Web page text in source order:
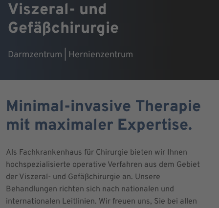
Viszeral- und
Gefäßchirurgie
Darmzentrum | Hernienzentrum
Minimal-invasive Therapie
mit maximaler Expertise.
Als Fachkrankenhaus für Chirurgie bieten wir Ihnen
hochspezialisierte operative Verfahren aus dem Gebiet
der Viszeral- und Gefäßchirurgie an. Unsere
Behandlungen richten sich nach nationalen und
internationalen Leitlinien. Wir freuen uns, Sie bei allen